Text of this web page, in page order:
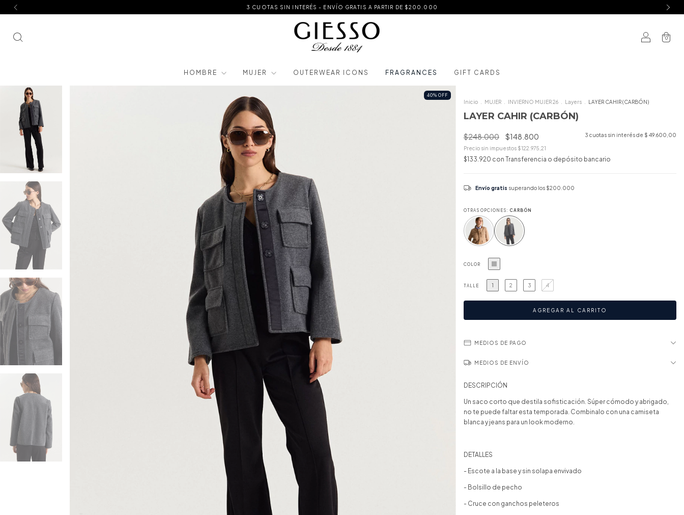
3 CUOTAS SIN INTERÉS - ENVÍO GRATIS A PARTIR DE $200.000
0
HOMBRE MUJER OUTERWEAR ICONS FRAGRANCES GIFT CARDS
40% OFF
Inicio MUJER INVIERNO MUJER 26 Layers LAYER CAHIR (CARBÓN)
LAYER CAHIR (CARBÓN)
$248.000 $148.800 3 cuotas sin interés de $ 49.600,00
Precio sin impuestos $122.975,21
$133.920 con Transferencia o depósito bancario
Envío gratis superando los $200.000
OTRAS OPCIONES: CARBÓN
COLOR
TALLE 1 2 3 4
MEDIOS DE PAGO
MEDIOS DE ENVÍO
DESCRIPCIÓN
Un saco corto que destila sofisticación. Súper cómodo y abrigado,
no te puede faltar esta temporada. Combinalo con una camiseta
blanca y jeans para un look moderno.
DETALLES
- Escote a la base y sin solapa envivado
- Bolsillo de pecho
- Cruce con ganchos peleteros